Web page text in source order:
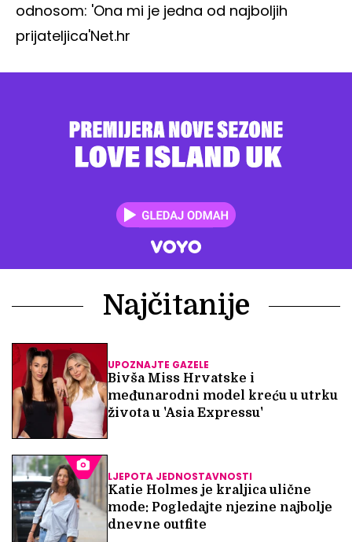
odnosom: 'Ona mi je jedna od najboljih
prijateljica'Net.hr
Najčitanije
UPOZNAJTE GAZELE
Bivša Miss Hrvatske i
međunarodni model kreću u utrku
života u 'Asia Expressu'
LJEPOTA JEDNOSTAVNOSTI
Katie Holmes je kraljica ulične
mode: Pogledajte njezine najbolje
dnevne outfite